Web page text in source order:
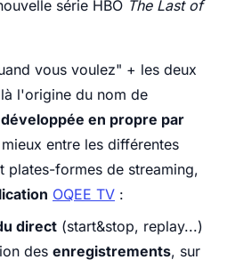
série HBO The Last of
vous voulez" + les deux
l'origine du nom de
en propre par
entre les différentes
plates-formes de streaming,
OQEE TV :
direct (start&stop, replay...)
des enregistrements, sur